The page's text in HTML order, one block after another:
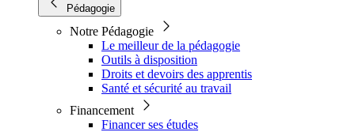
Pédagogie
Notre Pédagogie
Le meilleur de la pédagogie
Outils à disposition
Droits et devoirs des apprentis
Santé et sécurité au travail
Financement
Financer ses études